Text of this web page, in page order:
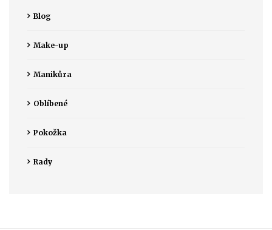
Blog
Make-up
Manikůra
Oblíbené
Pokožka
Rady